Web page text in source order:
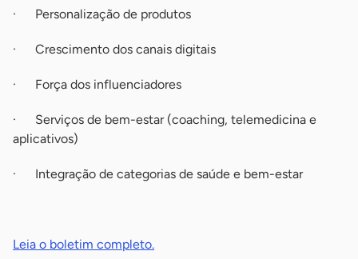
· Personalização de produtos
· Crescimento dos canais digitais
· Força dos influenciadores
· Serviços de bem-estar (coaching, telemedicina e
aplicativos)
· Integração de categorias de saúde e bem-estar
Leia o boletim completo.